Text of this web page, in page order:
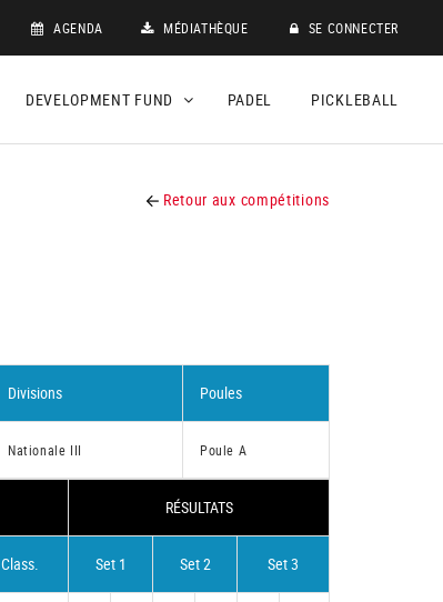
AGENDA MÉDIATHÈQUE SE CONNECTER
DEVELOPMENT FUND PADEL PICKLEBALL
Retour aux compétitions
Divisions Poules
Nationale III Poule A
RÉSULTATS
Class. Set 1 Set 2 Set 3